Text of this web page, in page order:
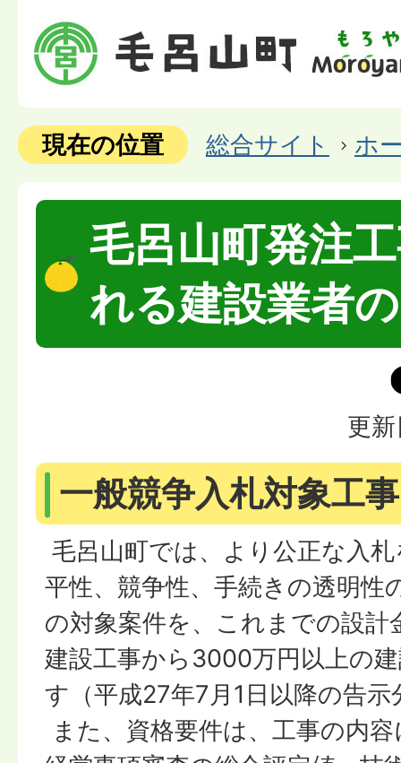
現在の位置 総合サイト ホ
毛呂山町発注
れる建設業者
更
一般競争入札対象工
毛呂山町では、より公正な入
平性、競争性、手続きの透明性
の対象案件を、これまでの設
建設工事から3000万円以上の
す（平成27年7月1日以降の告示
また、資格要件は、工事の内